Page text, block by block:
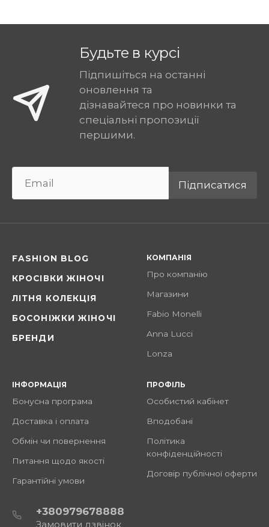
Будьте в курсі
Підпишіться на останні
оновлення та
дізнавайтеся про новинки та
спеціальні пропозиції
першими.
Підписатися
FASHION BLOG
КРОСІВКИ ЖІНОЧІ
ЛІТНЯ КОЛЕКЦІЯ
БОСОНІЖКИ ЖІНОЧІ
БРЕНДИ
КОМПАНІЯ
Про компанію
Магазини
Fabio Monelli
Anna Lucci
Lonza
ІНФОРМАЦІЯ
Бонусна програма
Доставка і оплата
Обмін чи повернення
Питання щодо якості
Гарантійні умови
ПРОФІЛЬ
Особистий кабінет
Вподобані
Політика
конфіденційності
Договір публічної оферти
+380979678888
Замовити дзвінок